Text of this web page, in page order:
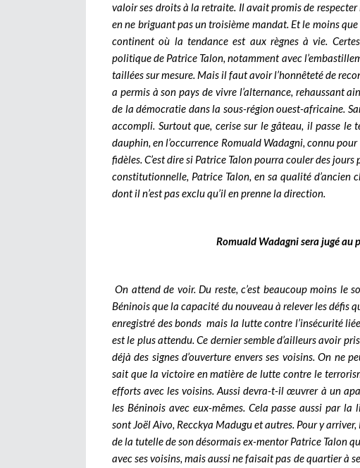
valoir ses droits à la retraite. Il avait promis de
en ne briguant pas un troisième mandat. Et le moins que
continent où la tendance est aux règnes à vie.
politique de Patrice Talon, notamment avec
taillées sur mesure. Mais il faut avoir l’honnêteté de
a permis à son pays de vivre l’alternance, rehaussant
de la démocratie dans la sous-région ouest-africaine.
accompli. Surtout que, cerise sur le gâteau, il passe le
dauphin, en l’occurrence Romuald Wadagni, connu
fidèles. C’est dire si Patrice Talon pourra couler des
constitutionnelle, Patrice Talon, en sa qualité d’ancien
dont il n’est pas exclu qu’il en prenne la direction.
Romuald Wadagni sera jugé au
On attend de voir. Du reste, c’est beaucoup moins le
Béninois que la capacité du nouveau à relever les défis
enregistré des bonds mais la lutte contre l’insécurité
est le plus attendu. Ce dernier semble d’ailleurs avoir
déjà des signes d’ouverture envers ses voisins. On
sait que la victoire en matière de lutte contre le
efforts avec les voisins. Aussi devra-t-il œuvrer à un
les Béninois avec eux-mêmes. Cela passe aussi par
sont Joël Aivo, Recckya Madugu et autres. Pour y
de la tutelle de son désormais ex-mentor Patrice Talon
avec ses voisins, mais aussi ne faisait pas de quartier à